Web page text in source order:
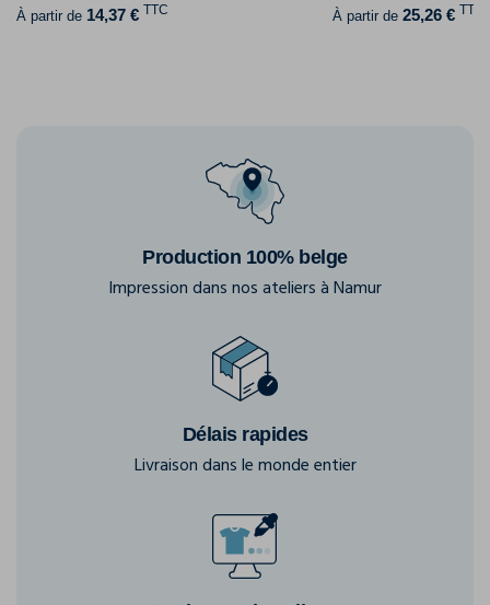
À partir de 14,37 € TTC À partir de 25,26 € TTC
Production 100% belge
Impression dans nos ateliers à Namur
Délais rapides
Livraison dans le monde entier